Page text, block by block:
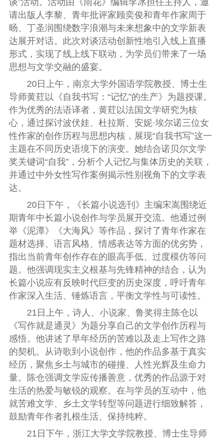
请出版人李黎、青年批评家顾奕俊和青年作家周于
旸、丁圣润围绕数字浪潮与未来想象中的文学新表
达展开对话。此次对谈活动创新性地引入线上直播
形式，实现了线上线下联动，为学员们带来了一场
思想与文学交融的盛宴。
20日上午，南京大学外国语学院教授、博士生
导师黄荭以《自我书写：“记忆”的生产》为题授课。
作为优秀的法语译者，黄荭以法国文学研究为核
心，通过探讨波伏娃、杜拉斯、安妮·埃尔诺三位女
性作家的创作历程与思想内核，展现“自我书写”这一
主题在不同历史语境下的演变。她结合诺贝尔文学
奖关键词“自我”，分析个人记忆与集体历史的关联，
并通过中外女性写作案例揭示性别视角下的文学表
达。
20日下午，《长篇小说选刊》主编宋嵩围绕近
期青年中长篇小说创作与学员展开交流。他通过例
举《泥潭》《大海风》等作品，探讨了青年作家在
题材选择、语言风格、情感表达等方面的优劣势，
指出当前青年创作存在的眼高手低、过度模仿等问
题。他强调现实主义根基与先锋精神的结合，认为
长篇小说应有反映时代巨变的历史深度，呼吁青年
作家深入生活、锤炼语言，平衡文学性与可读性。
21日上午，诗人、小说家、鲁奖得主陈仓以
《写作就是通灵》为题分享自己的文学创作历程与
感悟。他讲述了早年经历的苦难以及走上写作之路
的契机。从诗歌到小说创作，他的作品多基于真实
经历，聚焦乡土与城市的碰撞、人性光辉及生命力
量。陈仓强调文学应传播善意，优秀的作品源于对
生活的热爱与敏锐的观察。在与学员的互动中，他
就苦难文学、乡土文学转型等问题进行细致解答，
鼓励青年作者扎根生活、保持纯粹。
21日下午，浙江大学文学院教授、博士生导师